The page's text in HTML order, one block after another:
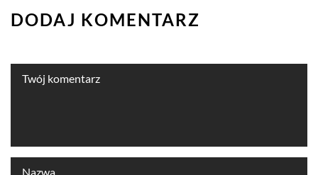
DODAJ KOMENTARZ